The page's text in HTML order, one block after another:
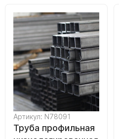
Артикул: N78091
Труба профильная